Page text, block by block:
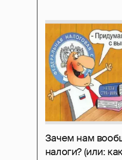
Зачем нам
налоги? (или: